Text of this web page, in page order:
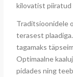
kilovatist piiratud
Traditsioonidele
terasest
tagamaks
Optimaalne
pidades ning